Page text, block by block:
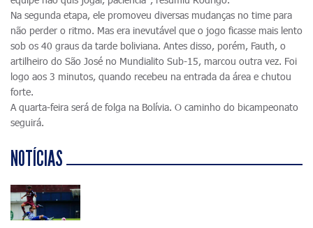
Na segunda etapa, ele promoveu diversas mudanças no time para
não perder o ritmo. Mas era inevutável que o jogo ficasse mais lento
sob os 40 graus da tarde boliviana. Antes disso, porém, Fauth, o
artilheiro do São José no Mundialito Sub-15, marcou outra vez. Foi
logo aos 3 minutos, quando recebeu na entrada da área e chutou
forte.
A quarta-feira será de folga na Bolívia. O caminho do bicampeonato
seguirá.
NOTÍCIAS